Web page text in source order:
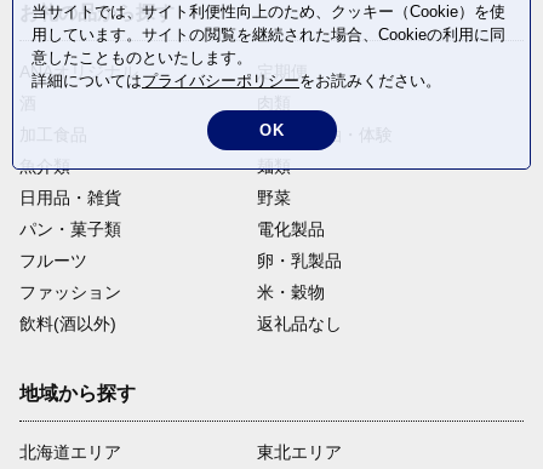
お礼の品から探す
ANAオリジナル
定期便
旅行・宿泊・体験
魚介類
麺類
日用品・雑貨
野菜
パン・菓子類
電化製品
フルーツ
卵・乳製品
ファッション
米・穀物
飲料(酒以外)
返礼品なし
地域から探す
北海道エリア
東北エリア
当サイトでは、サイト利便性向上のため、クッキー（Cookie）を使
用しています。サイトの閲覧を継続された場合、Cookieの利用に同
意したことものといたします。
詳細についてはプライバシーポリシーをお読みください。
OK